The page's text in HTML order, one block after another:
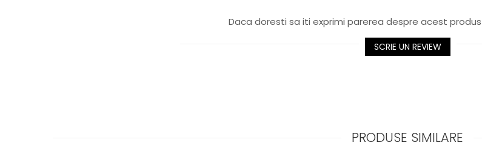
Daca doresti sa iti exprimi parerea despre acest
SCRIE UN REVIEW
PRODUSE SIMILARE